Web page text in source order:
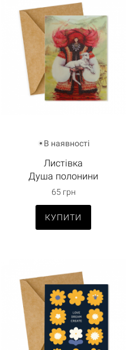
В наявності
Листівка
Душа полонини
65 грн
КУПИТИ
товари